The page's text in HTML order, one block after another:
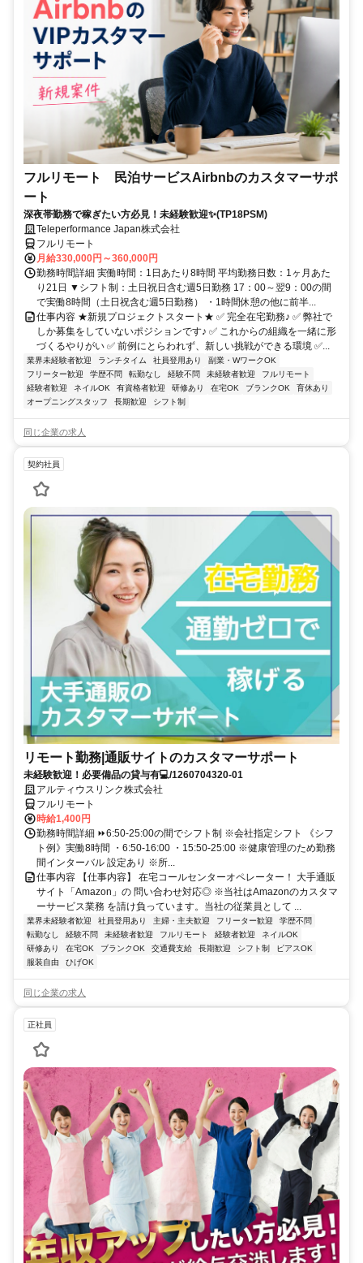
フルリモート 民泊サービスAirbnbのカスタマーサポ
ート
深夜帯勤務で稼ぎたい方必見！未経験歓迎✨(TP18PSM)
Teleperformance Japan株式会社
フルリモート
月給330,000円～360,000円
勤務時間詳細 実働時間：1日あたり8時間 平均勤務日数：1ヶ月あた
り21日 ▼シフト制：土日祝日含む週5日勤務 17：00～翌9：00の間
で実働8時間（土日祝含む週5日勤務） ・1時間休憩の他に前半...
仕事内容 ★新規プロジェクトスタート★ ✅ 完全在宅勤務♪ ✅ 弊社で
しか募集をしていないポジションです♪ ✅ これからの組織を一緒に形
づくるやりがい ✅ 前例にとらわれず、新しい挑戦ができる環境 ✅...
業界未経験者歓迎 ランチタイム 社員登用あり
副業・WワークOK
フリーター歓迎
学歴不問 転勤なし 経験不問 未経験者歓迎
フルリモート
経験者歓迎
ネイルOK 有資格者歓迎 研修あり 在宅OK ブランクOK
育休あり
オープニングスタッフ
長期歓迎 シフト制
同じ企業の求人
契約社員
リモート勤務|通販サイトのカスタマーサポート
未経験歓迎！必要備品の貸与有💻/1260704320-01
アルティウスリンク株式会社
フルリモート
時給1,400円
勤務時間詳細 ⏩6:50-25:00の間でシフト制 ※会社指定シフト 《シフ
ト例》実働8時間 ・6:50-16:00 ・15:50-25:00 ※健康管理のため勤務
間インターバル 設定あり ※所...
仕事内容 【仕事内容】 在宅コールセンターオペレーター！ 大手通販
サイト「Amazon」の 問い合わせ対応◎ ※当社はAmazonのカスタマ
ーサービス業務 を請け負っています。当社の従業員として ...
業界未経験者歓迎 社員登用あり 主婦・主夫歓迎 フリーター歓迎
学歴不問
転勤なし
経験不問 未経験者歓迎 フルリモート 経験者歓迎
ネイルOK
研修あり
在宅OK ブランクOK 交通費支給 長期歓迎 シフト制
ピアスOK
服装自由
ひげOK
同じ企業の求人
正社員